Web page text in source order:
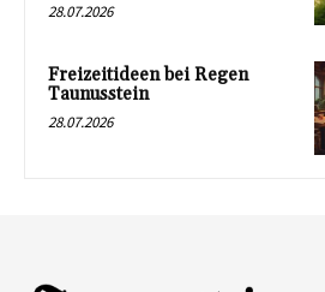
28.07.2026
Freizeitideen bei Regen
Taunusstein
28.07.2026